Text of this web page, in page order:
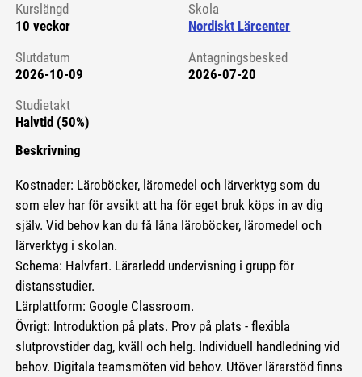
Kurslängd
10 veckor
Skola
Nordiskt Lärcenter
Slutdatum
2026-10-09
Antagningsbesked
2026-07-20
Studietakt
Halvtid (50%)
Beskrivning
Kostnader: Läroböcker, läromedel och lärverktyg som du
som elev har för avsikt att ha för eget bruk köps in av dig
själv. Vid behov kan du få låna läroböcker, läromedel och
lärverktyg i skolan.
Schema: Halvfart. Lärarledd undervisning i grupp för
distansstudier.
Lärplattform: Google Classroom.
Övrigt: Introduktion på plats. Prov på plats - flexibla
slutprovstider dag, kväll och helg. Individuell handledning vid
behov. Digitala teamsmöten vid behov. Utöver lärarstöd finns